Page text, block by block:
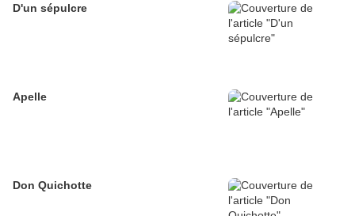
D'un sépulcre
Apelle
Don Quichotte